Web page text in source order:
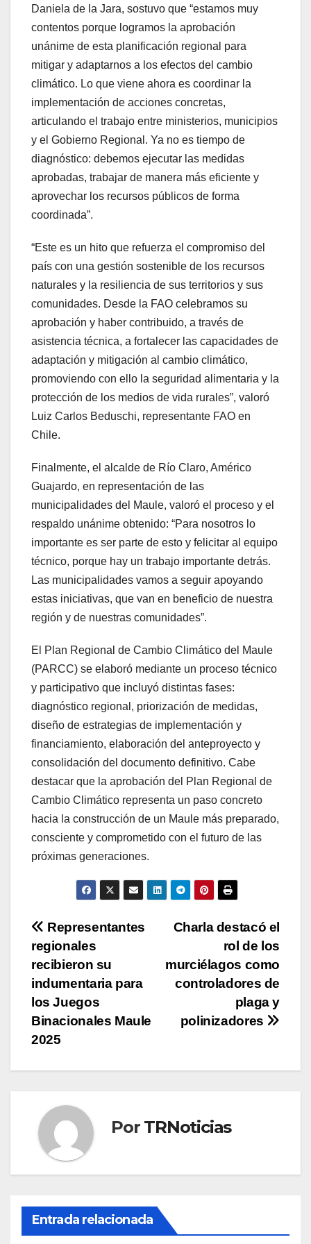
Daniela de la Jara, sostuvo que “estamos muy
contentos porque logramos la aprobación
unánime de esta planificación regional para
mitigar y adaptarnos a los efectos del cambio
climático. Lo que viene ahora es coordinar la
implementación de acciones concretas,
articulando el trabajo entre ministerios, municipios
y el Gobierno Regional. Ya no es tiempo de
diagnóstico: debemos ejecutar las medidas
aprobadas, trabajar de manera más eficiente y
aprovechar los recursos públicos de forma
coordinada”.
“Este es un hito que refuerza el compromiso del
país con una gestión sostenible de los recursos
naturales y la resiliencia de sus territorios y sus
comunidades. Desde la FAO celebramos su
aprobación y haber contribuido, a través de
asistencia técnica, a fortalecer las capacidades de
adaptación y mitigación al cambio climático,
promoviendo con ello la seguridad alimentaria y la
protección de los medios de vida rurales”, valoró
Luiz Carlos Beduschi, representante FAO en
Chile.
Finalmente, el alcalde de Río Claro, Américo
Guajardo, en representación de las
municipalidades del Maule, valoró el proceso y el
respaldo unánime obtenido: “Para nosotros lo
importante es ser parte de esto y felicitar al equipo
técnico, porque hay un trabajo importante detrás.
Las municipalidades vamos a seguir apoyando
estas iniciativas, que van en beneficio de nuestra
región y de nuestras comunidades”.
El Plan Regional de Cambio Climático del Maule
(PARCC) se elaboró mediante un proceso técnico
y participativo que incluyó distintas fases:
diagnóstico regional, priorización de medidas,
diseño de estrategias de implementación y
financiamiento, elaboración del anteproyecto y
consolidación del documento definitivo. Cabe
destacar que la aprobación del Plan Regional de
Cambio Climático representa un paso concreto
hacia la construcción de un Maule más preparado,
consciente y comprometido con el futuro de las
próximas generaciones.
Navegación
de
entradas
Charla destacó el
rol de los
murciélagos como
controladores de
plaga y
polinizadores
Representantes
regionales
recibieron su
indumentaria para
los Juegos
Binacionales Maule
2025
Por TRNoticias
Entrada relacionada